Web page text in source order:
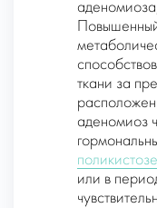
ткани за
аденомиоз
или в